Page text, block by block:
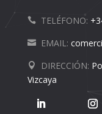
TELÉFONO:
EMAIL:
DIRECCIÓN:
Vizcaya